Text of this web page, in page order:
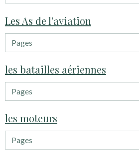
Les As de l'aviation
les batailles aériennes
les moteurs